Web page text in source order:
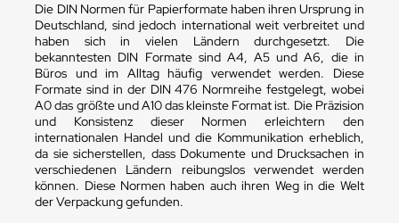
Die DIN Normen für Papierformate haben ihren Ursprung in
Deutschland, sind jedoch international weit verbreitet und
haben sich in vielen Ländern durchgesetzt. Die
bekanntesten DIN Formate sind A4, A5 und A6, die in
Büros und im Alltag häufig verwendet werden. Diese
Formate sind in der DIN 476 Normreihe festgelegt, wobei
A0 das größte und A10 das kleinste Format ist. Die Präzision
und Konsistenz dieser Normen erleichtern den
internationalen Handel und die Kommunikation erheblich,
da sie sicherstellen, dass Dokumente und Drucksachen in
verschiedenen Ländern reibungslos verwendet werden
können. Diese Normen haben auch ihren Weg in die Welt
der Verpackung gefunden.